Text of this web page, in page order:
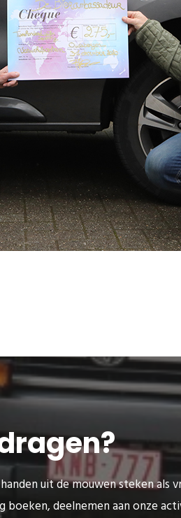
uit de mouwen steken
boeken, deelnemen aan onze